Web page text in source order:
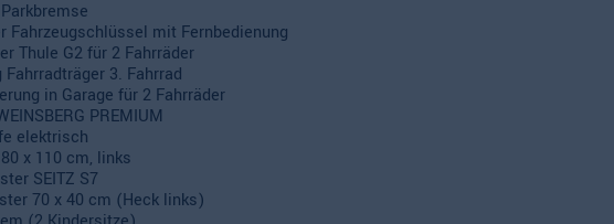
Fahrzeugschlüssel mit Fernbedienung
Thule G2 für 2 Fahrräder
Fahrradträger 3. Fahrrad
in Garage für 2 Fahrräder
PREMIUM
elektrisch
x 110 cm, links
SEITZ S7
70 x 40 cm (Heck links)